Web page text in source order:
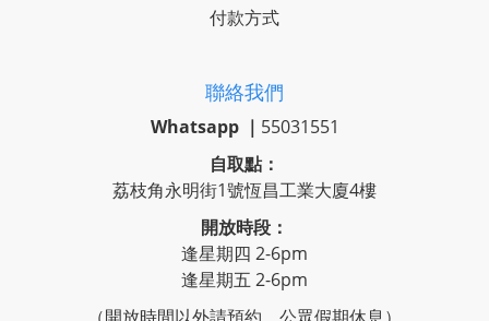
付款方式
聯絡我們
Whatsapp ｜ 55031551
自取點：
荔枝角永明街1號恆昌工業大廈4樓
開放時段：
逢星期四 2-6pm
逢星期五 2-6pm